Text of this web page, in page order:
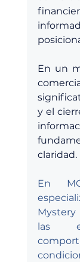
En un
y el
claridad.
En
las